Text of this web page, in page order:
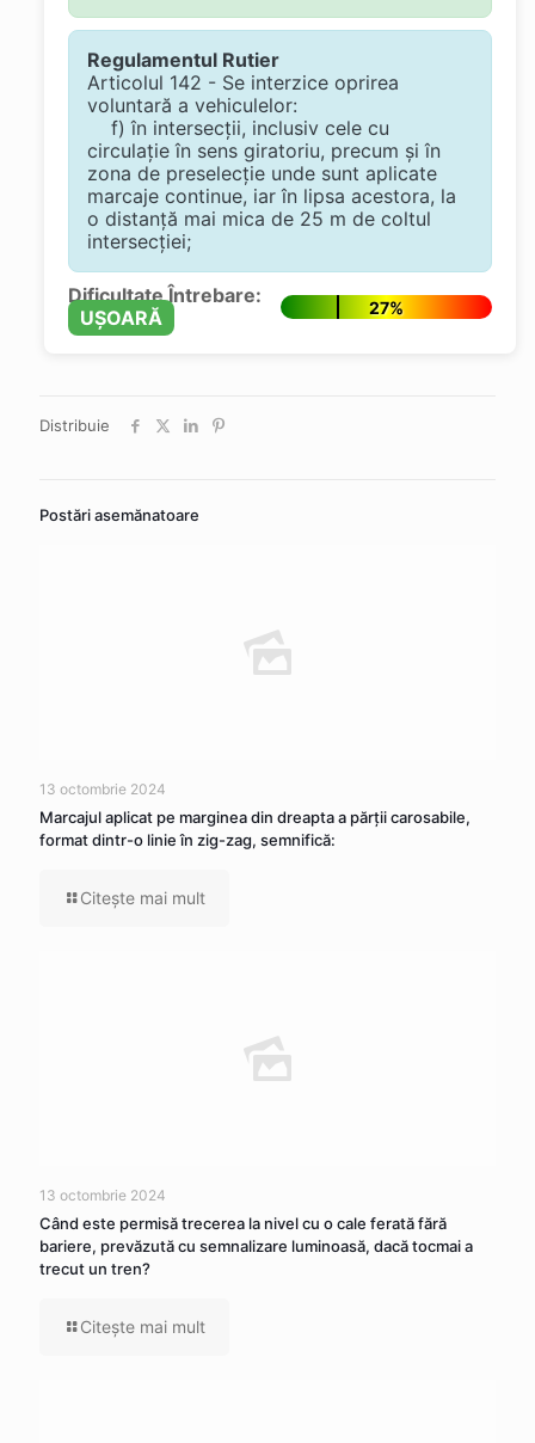
Regulamentul Rutier
Articolul 142 - Se interzice oprirea
voluntară a vehiculelor:
f) în intersecţii, inclusiv cele cu
circulaţie în sens giratoriu, precum şi în
zona de preselecţie unde sunt aplicate
marcaje continue, iar în lipsa acestora, la
o distanţă mai mica de 25 m de coltul
intersecţiei;
Dificultate Întrebare:
UȘOARĂ
27%
Distribuie
Postări asemănatoare
13 octombrie 2024
Marcajul aplicat pe marginea din dreapta a părţii carosabile,
format dintr-o linie în zig-zag, semnifică:
Citeşte mai mult
13 octombrie 2024
Când este permisă trecerea la nivel cu o cale ferată fără
bariere, prevăzută cu semnalizare luminoasă, dacă tocmai a
trecut un tren?
Citeşte mai mult